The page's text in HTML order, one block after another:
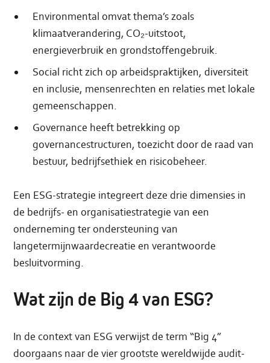
Environmental omvat thema’s zoals
klimaatverandering, CO₂-uitstoot,
energieverbruik en grondstoffengebruik.
Social richt zich op arbeidspraktijken, diversiteit
en inclusie, mensenrechten en relaties met lokale
gemeenschappen.
Governance heeft betrekking op
governancestructuren, toezicht door de raad van
bestuur, bedrijfsethiek en risicobeheer.
Een ESG-strategie integreert deze drie dimensies in
de bedrijfs- en organisatiestrategie van een
onderneming ter ondersteuning van
langetermijnwaardecreatie en verantwoorde
besluitvorming.
Wat zijn de Big 4 van ESG?
In de context van ESG verwijst de term “Big 4”
doorgaans naar de vier grootste wereldwijde audit-